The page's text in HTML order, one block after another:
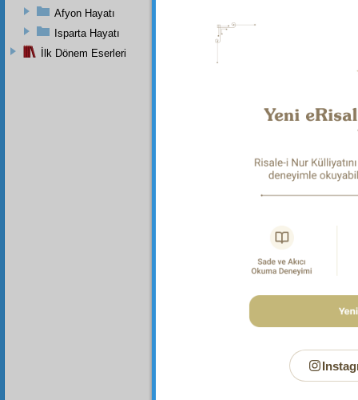
Afyon Hayatı
Isparta Hayatı
İlk Dönem Eserleri